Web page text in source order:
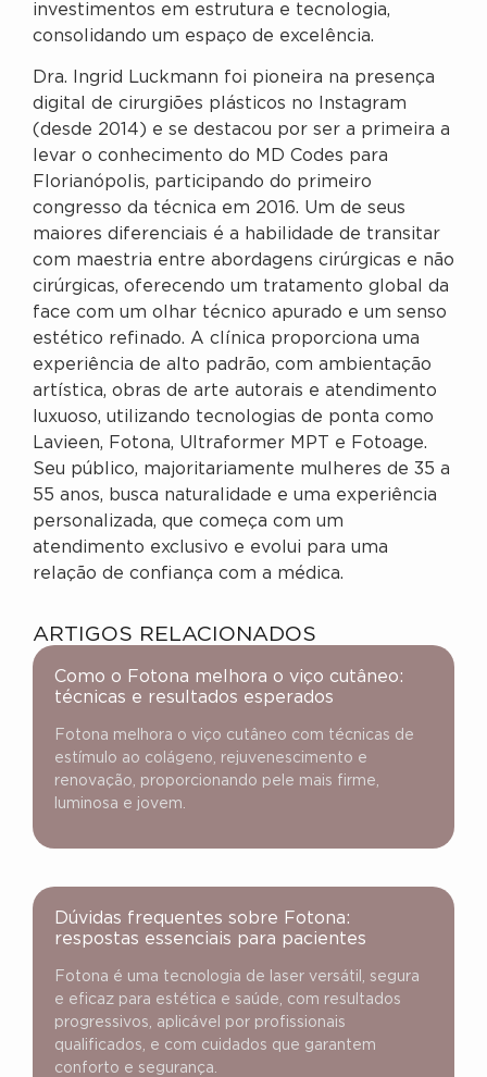
investimentos em estrutura e tecnologia,
consolidando um espaço de excelência.
Dra. Ingrid Luckmann foi pioneira na presença
digital de cirurgiões plásticos no Instagram
(desde 2014) e se destacou por ser a primeira a
levar o conhecimento do MD Codes para
Florianópolis, participando do primeiro
congresso da técnica em 2016. Um de seus
maiores diferenciais é a habilidade de transitar
com maestria entre abordagens cirúrgicas e não
cirúrgicas, oferecendo um tratamento global da
face com um olhar técnico apurado e um senso
estético refinado. A clínica proporciona uma
experiência de alto padrão, com ambientação
artística, obras de arte autorais e atendimento
luxuoso, utilizando tecnologias de ponta como
Lavieen, Fotona, Ultraformer MPT e Fotoage.
Seu público, majoritariamente mulheres de 35 a
55 anos, busca naturalidade e uma experiência
personalizada, que começa com um
atendimento exclusivo e evolui para uma
relação de confiança com a médica.
ARTIGOS RELACIONADOS
Como o Fotona melhora o viço cutâneo:
técnicas e resultados esperados
Fotona melhora o viço cutâneo com técnicas de
estímulo ao colágeno, rejuvenescimento e
renovação, proporcionando pele mais firme,
luminosa e jovem.
Dúvidas frequentes sobre Fotona:
respostas essenciais para pacientes
Fotona é uma tecnologia de laser versátil, segura
e eficaz para estética e saúde, com resultados
progressivos, aplicável por profissionais
qualificados, e com cuidados que garantem
conforto e segurança.